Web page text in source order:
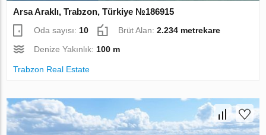
Arsa Araklı, Trabzon, Türkiye №186915
Oda sayısı:10 Brüt Alan:2.234 metrekare
Denize Yakınlık:100 m
Trabzon Real Estate